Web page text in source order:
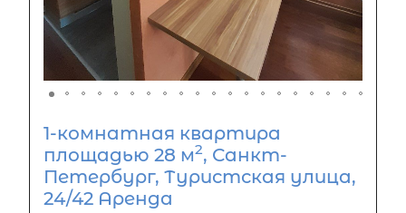
1-комнатная квартира
площадью 28 м2, Санкт-
Петербург, Туристская улица,
24/42 Аренда